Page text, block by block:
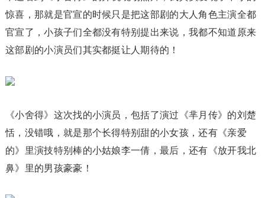
惊喜，那就是官宣的时候只是把这部剧的大人角色主演全都
官宣了，小孩子们全都没有特别提出来说，我都不知道原来
这部剧的小演员们其实都挺让人期待的！
《小舍得》这次找的小演员，包括了演过《芈月传》的刘楚
恬，没错哦，就是那个长得特别甜的小女孩，还有《亲爱
的》里演技特别棒的小姑娘李一倩，最后，还有《放开我北
鼻》里的男孩豪豪！